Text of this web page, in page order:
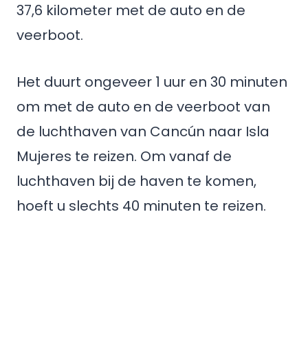
37,6 kilometer met de auto en de
veerboot.
Het duurt ongeveer 1 uur en 30 minuten
om met de auto en de veerboot van
de luchthaven van Cancún naar Isla
Mujeres te reizen. Om vanaf de
luchthaven bij de haven te komen,
hoeft u slechts 40 minuten te reizen.